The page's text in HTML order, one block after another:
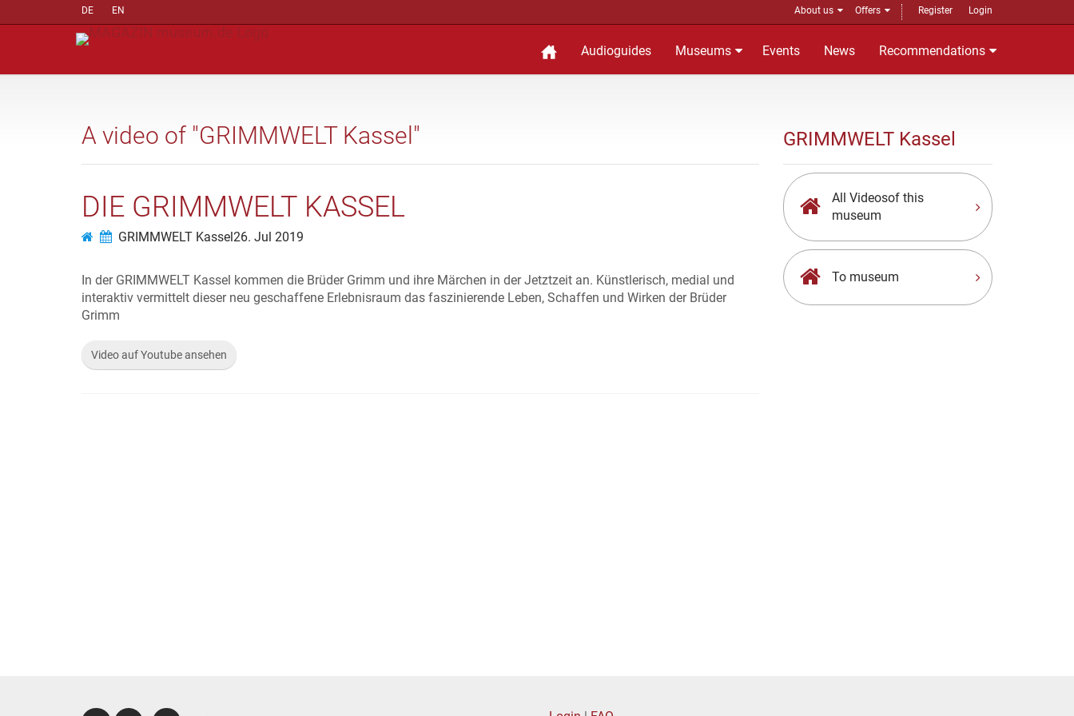
DE EN About us Offers Register Login
Audioguides Museums Events News Recommendations
A video of "GRIMMWELT Kassel"
DIE GRIMMWELT KASSEL
GRIMMWELT Kassel26. Jul 2019
In der GRIMMWELT Kassel kommen die Brüder Grimm und ihre Märchen in der Jetztzeit an. Künstlerisch, medial und
interaktiv vermittelt dieser neu geschaffene Erlebnisraum das faszinierende Leben, Schaffen und Wirken der Brüder
Grimm
Video auf Youtube ansehen
GRIMMWELT Kassel
All Videosof this
museum
To museum